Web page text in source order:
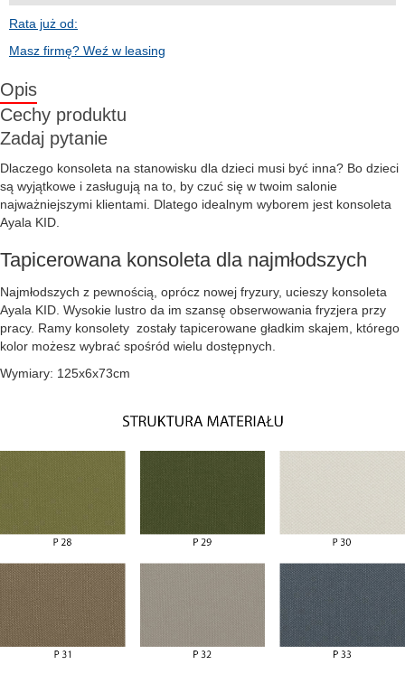
Rata już od:
Masz firmę? Weź w leasing
Opis
Cechy produktu
Zadaj pytanie
Dlaczego konsoleta na stanowisku dla dzieci musi być inna? Bo dzieci
są wyjątkowe i zasługują na to, by czuć się w twoim salonie
najważniejszymi klientami. Dlatego idealnym wyborem jest konsoleta
Ayala KID.
Tapicerowana konsoleta dla najmłodszych
Najmłodszych z pewnością, oprócz nowej fryzury, ucieszy konsoleta
Ayala KID. Wysokie lustro da im szansę obserwowania fryzjera przy
pracy. Ramy konsolety zostały tapicerowane gładkim skajem, którego
kolor możesz wybrać spośród wielu dostępnych.
Wymiary: 125x6x73cm